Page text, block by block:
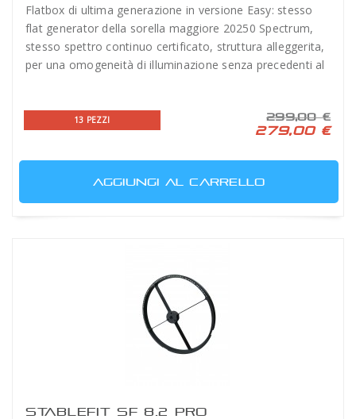
Flatbox di ultima generazione in versione Easy: stesso
flat generator della sorella maggiore 20250 Spectrum,
stesso spettro continuo certificato, struttura alleggerita,
per una omogeneità di illuminazione senza precedenti al
13 PEZZI 299,00 €
279,00 €
AGGIUNGI AL CARRELLO
STABLEFIT SF 8.2 PRO